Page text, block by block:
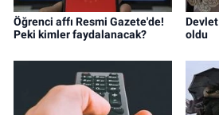
Öğrenci affı Resmi Gazete'de!
Peki kimler faydalanacak?
oldu